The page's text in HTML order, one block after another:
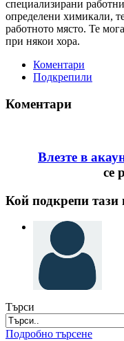
специализирани
определени химикали,
работното място. Те
при някои хора.
Коментари
Подкрепили
Коментари
Влезте в
се
Кой подкрепи тази
Търси
Подробно търсене